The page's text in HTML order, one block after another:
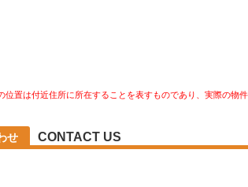
置は付近住所に所在することを表すものであり、実際の物
せ CONTACT US